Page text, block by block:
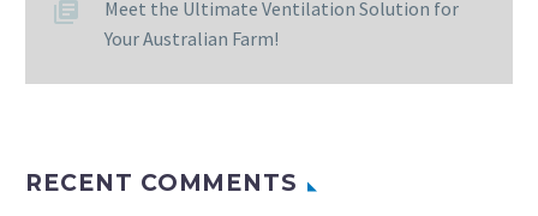
Meet the Ultimate Ventilation Solution for
Your Australian Farm!
RECENT COMMENTS